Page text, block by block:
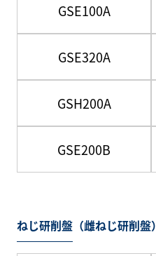
GSE100A
GSE320A
GSH200A
GSE200B
ねじ研削盤（雌ねじ研削盤）